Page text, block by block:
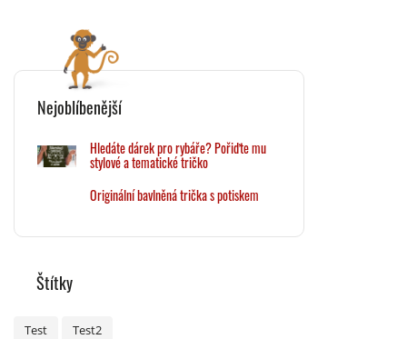
Nejoblíbenější
Hledáte dárek pro rybáře? Pořiďte mu
stylové a tematické tričko
Originální bavlněná trička s potiskem
Štítky
Test Test2